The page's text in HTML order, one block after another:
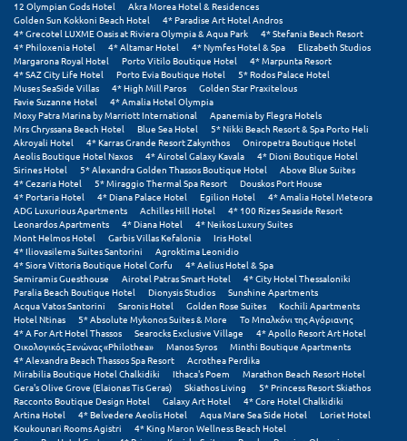
Πόρος
Πόρτο Χέλι
Πρέβεζα
Πύλος
Πύργος
Ρ
Ρέθυμνο
Ρίο
Ρόδος
Σ
Σαλαμίνα
Σαμοθράκη
12 Olympian Gods Hotel
Akra Morea Hotel & Residences
Golden Sun Kokkoni Beach Hotel
4* Paradise Art Hotel Andros
4* Grecotel LUXME Oasis at Riviera Olympia & Aqua Park
4* Stefania Beach Resort
4* Philoxenia Hotel
4* Altamar Hotel 4* Nymfes Hotel & Spa
Elizabeth Studios
Margarona Royal Hotel
Porto Vitilo Boutique Hotel
4* Marpunta Resort
4* SAZ City Life Hotel
Porto Evia Boutique Hotel
5* Rodos Palace Hotel
Muses SeaSide Villas
4* High Mill Paros
Golden Star Praxitelous
Favie Suzanne Hotel
4* Amalia Hotel Olympia
Moxy Patra Marina by Marriott International
Apanemia by Flegra Hotels
Mrs Chryssana Beach Hotel
Blue Sea Hotel
5* Nikki Beach Resort & Spa Porto Heli
Akroyali Hotel
4* Karras Grande Resort Zakynthos
Oniropetra Boutique Hotel
Aeolis Boutique Hotel Naxos
4* Airotel Galaxy Kavala
4* Dioni Boutique Hotel
Sirines Hotel
5* Alexandra Golden Thassos Boutique Hotel
Above Blue Suites
4* Cezaria Hotel
5* Miraggio Thermal Spa Resort
Douskos Port House
4* Portaria Hotel
4* Diana Palace Hotel Egilion Hotel
4* Amalia Hotel Meteora
ADG Luxurious Apartments
Achilles Hill Hotel
4* 100 Rizes Seaside Resort
Leonardos Apartments
4* Diana Hotel
4* Neikos Luxury Suites
Mont Helmos Hotel
Garbis Villas Kefalonia
Iris Hotel
4* Iliovasilema Suites Santorini
Agroktima Leonidio
4* Siora Vittoria Boutique Hotel Corfu
4* Aelius Hotel & Spa
Semiramis Guesthouse
Airotel Patras Smart Hotel
4* City Hotel Thessaloniki
Paralia Beach Boutique Hotel
Dionysis Studios
Sunshine Apartments
Acqua Vatos Santorini
Saronis Hotel Golden Rose Suites
Kochili Apartments
Hotel Ntinas
5* Absolute Mykonos Suites & More
Το Μπαλκόνι της Αγόριανης
4* A For Art Hotel Thassos
Searocks Exclusive Village
4* Apollo Resort Art Hotel
Οικολογικός Ξενώνας «Philothea»
Manos Syros
Minthi Boutique Apartments
4* Alexandra Beach Thassos Spa Resort
Acrothea Perdika
Mirabilia Boutique Hotel Chalkidiki
Ithaca's Poem
Marathon Beach Resort Hotel
Gera's Olive Grove (Elaionas Tis Geras)
Skiathos Living
5* Princess Resort Skiathos
Racconto Boutique Design Hotel
Galaxy Art Hotel
4* Core Hotel Chalkidiki
Artina Hotel
4* Belvedere Aeolis Hotel Aqua Mare Sea Side Hotel
Loriet Hotel
Koukounari Rooms Agistri
4* King Maron Wellness Beach Hotel